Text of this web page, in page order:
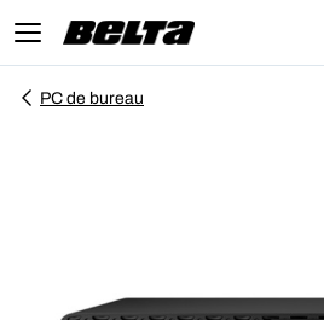
PC de bureau